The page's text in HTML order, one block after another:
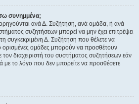
συνημμένα;
ανά Δ. Συζήτηση, ανά ομάδα, ή ανά
συζητήσεων μπορεί να μην έχει επιτρέψει
συγκεκριμένη Δ. Συζήτηση που θέλετε να
ορισμένες ομάδες μπορούν να προσθέτουν
διαχειριστή του συστήματος συζητήσεων εάν
με το λόγο που δεν μπορείτε να προσθέσετε